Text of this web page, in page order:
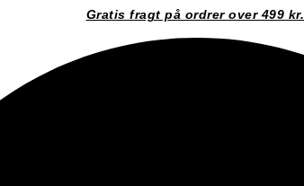
Gratis fragt på ordrer over 499 kr.